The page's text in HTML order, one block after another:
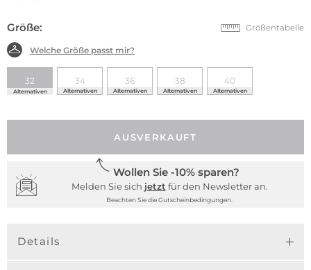
Größe: Größentabelle
Welche Größe passt mir?
32
Alternativen
34
Alternativen
36
Alternativen
38
Alternativen
40
Alternativen
AUSVERKAUFT
Wollen Sie -10% sparen?
Melden Sie sich jetzt für den Newsletter an.
Beachten Sie die Gutscheinbedingungen.
Details